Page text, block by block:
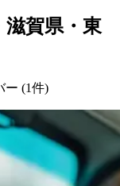
賀県・東
ー (1件)